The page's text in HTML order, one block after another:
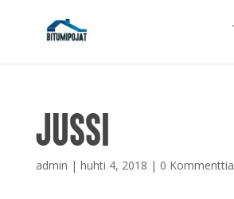
jussi
admin | huhti 4, 2018 | 0 Kommenttia